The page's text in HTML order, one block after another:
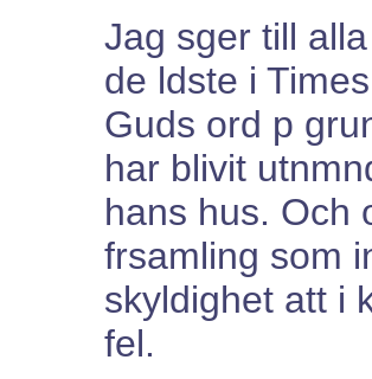
Jag sger till
de ldste i
Guds ord p
har blivit
hans hus. Och
frsamling som
skyldighet att i
fel.